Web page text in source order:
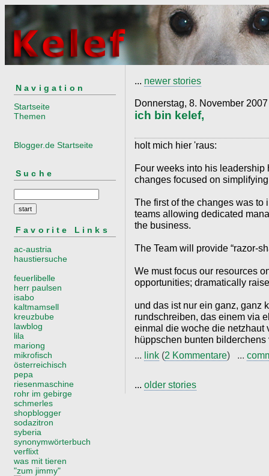
Navigation
Startseite
Themen
Blogger.de Startseite
Suche
Favorite Links
ac-austria
haustiersuche
feuerlibelle
herr paulsen
isabo
kaltmamsell
kreuzbube
lawblog
lila
mariong
mikrofisch
österreichisch
pepa
riesenmaschine
rohr im gebirge
schmerles
shopblogger
sodazitron
syberia
synonymwörterbuch
verflixt
was mit tieren
"zum jimmy"
... newer stories
Donnerstag, 8. November 2007
ich bin kelef,
holt mich hier 'raus:
Four weeks into his
changes focused on
The first of the changes was
teams allowing dedicated
the business.
The Team will provide “razor-
We must focus our resources
opportunities; dramatically
und das ist nur ein ganz, ganz
rundschreiben, das einem via
einmal die woche die netzhaut
hüppschen bunten
... link (2 Kommentare) ...
... older stories